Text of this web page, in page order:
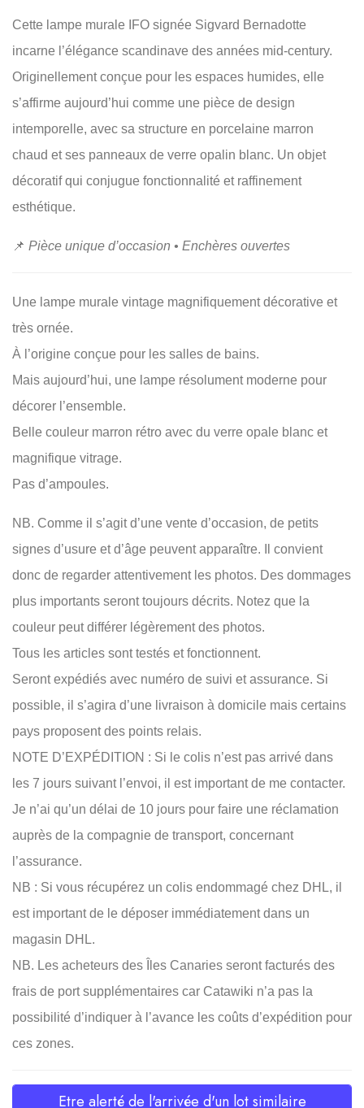
Cette lampe murale IFO signée Sigvard Bernadotte
incarne l’élégance scandinave des années mid-century.
Originellement conçue pour les espaces humides, elle
s’affirme aujourd’hui comme une pièce de design
intemporelle, avec sa structure en porcelaine marron
chaud et ses panneaux de verre opalin blanc. Un objet
décoratif qui conjugue fonctionnalité et raffinement
esthétique.
📌 Pièce unique d’occasion • Enchères ouvertes
Une lampe murale vintage magnifiquement décorative et
très ornée.
À l’origine conçue pour les salles de bains.
Mais aujourd’hui, une lampe résolument moderne pour
décorer l’ensemble.
Belle couleur marron rétro avec du verre opale blanc et
magnifique vitrage.
Pas d’ampoules.
NB. Comme il s’agit d’une vente d’occasion, de petits
signes d’usure et d’âge peuvent apparaître. Il convient
donc de regarder attentivement les photos. Des dommages
plus importants seront toujours décrits. Notez que la
couleur peut différer légèrement des photos.
Tous les articles sont testés et fonctionnent.
Seront expédiés avec numéro de suivi et assurance. Si
possible, il s’agira d’une livraison à domicile mais certains
pays proposent des points relais.
NOTE D’EXPÉDITION : Si le colis n’est pas arrivé dans
les 7 jours suivant l’envoi, il est important de me contacter.
Je n’ai qu’un délai de 10 jours pour faire une réclamation
auprès de la compagnie de transport, concernant
l’assurance.
NB : Si vous récupérez un colis endommagé chez DHL, il
est important de le déposer immédiatement dans un
magasin DHL.
NB. Les acheteurs des Îles Canaries seront facturés des
frais de port supplémentaires car Catawiki n’a pas la
possibilité d’indiquer à l’avance les coûts d’expédition pour
ces zones.
Etre alerté de l'arrivée d'un lot similaire